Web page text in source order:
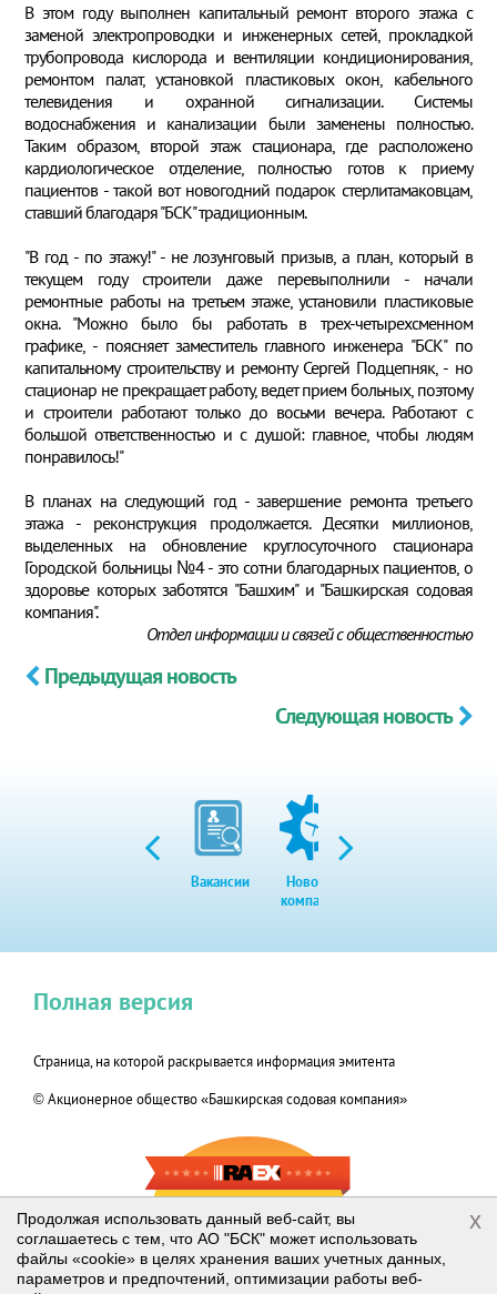
В этом году выполнен капитальный ремонт второго этажа с
заменой электропроводки и инженерных сетей, прокладкой
трубопровода кислорода и вентиляции кондиционирования,
ремонтом палат, установкой пластиковых окон, кабельного
телевидения и охранной сигнализации. Системы
водоснабжения и канализации были заменены полностью.
Таким образом, второй этаж стационара, где расположено
кардиологическое отделение, полностью готов к приему
пациентов - такой вот новогодний подарок стерлитамаковцам,
ставший благодаря "БСК" традиционным.
"В год - по этажу!" - не лозунговый призыв, а план, который в
текущем году строители даже перевыполнили - начали
ремонтные работы на третьем этаже, установили пластиковые
окна. "Можно было бы работать в трех-четырехсменном
графике, - поясняет заместитель главного инженера "БСК" по
капитальному строительству и ремонту Сергей Подцепняк, - но
стационар не прекращает работу, ведет прием больных, поэтому
и строители работают только до восьми вечера. Работают с
большой ответственностью и с душой: главное, чтобы людям
понравилось!"
В планах на следующий год - завершение ремонта третьего
этажа - реконструкция продолжается. Десятки миллионов,
выделенных на обновление круглосуточного стационара
Городской больницы №4 - это сотни благодарных пациентов, о
здоровье которых заботятся "Башхим" и "Башкирская содовая
компания".
Отдел информации и связей с общественностью
Предыдущая новость
Следующая новость
Вакансии
Новости
компании
Страница, на которой раскрывается информация эмитента
© Акционерное общество «Башкирская содовая компания»
Полная версия
RAEX-600
2019
Продолжая использовать данный веб-сайт, вы
соглашаетесь с тем, что АО "БСК" может использовать
файлы «cookie» в целях хранения ваших учетных данных,
параметров и предпочтений, оптимизации работы веб-
x